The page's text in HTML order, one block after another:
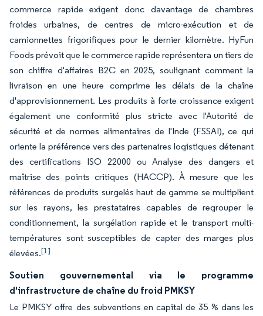
commerce rapide exigent donc davantage de chambres
froides urbaines, de centres de micro-exécution et de
camionnettes frigorifiques pour le dernier kilomètre. HyFun
Foods prévoit que le commerce rapide représentera un tiers de
son chiffre d'affaires B2C en 2025, soulignant comment la
livraison en une heure comprime les délais de la chaîne
d'approvisionnement. Les produits à forte croissance exigent
également une conformité plus stricte avec l'Autorité de
sécurité et de normes alimentaires de l'Inde (FSSAI), ce qui
oriente la préférence vers des partenaires logistiques détenant
des certifications ISO 22000 ou Analyse des dangers et
maîtrise des points critiques (HACCP). À mesure que les
références de produits surgelés haut de gamme se multiplient
sur les rayons, les prestataires capables de regrouper le
conditionnement, la surgélation rapide et le transport multi-
températures sont susceptibles de capter des marges plus
élevées.[1]
Soutien gouvernemental via le programme
d'infrastructure de chaîne du froid PMKSY
Le PMKSY offre des subventions en capital de 35 % dans les